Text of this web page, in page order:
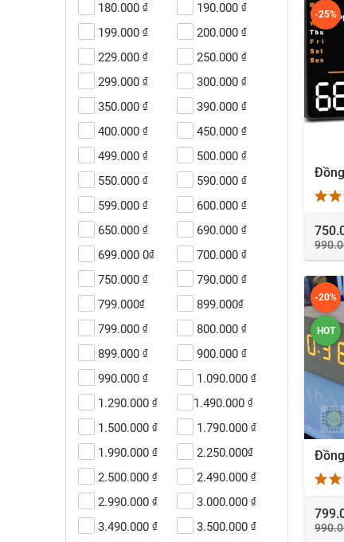
-25%
-20%
HOT
180.000 ₫ 190.000 ₫
199.000 ₫ 200.000 ₫
229.000 ₫ 250.000 ₫
299.000 ₫ 300.000 ₫
350.000 ₫ 390.000 ₫
400.000 ₫ 450.000 ₫
499.000 ₫ 500.000 ₫
550.000 ₫ 590.000 ₫
599.000 ₫ 600.000 ₫
650.000 ₫ 690.000 ₫
699.000 0₫ 700.000 ₫
750.000 ₫ 790.000 ₫
799.000₫ 899.000₫
799.000 ₫ 800.000 ₫
899.000 ₫ 900.000 ₫
990.000 ₫ 1.090.000 ₫
1.290.000 ₫ 1.490.000 ₫
1.500.000 ₫ 1.790.000 ₫
1.990.000 ₫ 2.250.000₫
2.500.000 ₫ 2.490.000 ₫
2.990.000 ₫ 3.000.000 ₫
3.490.000 ₫ 3.500.000 ₫